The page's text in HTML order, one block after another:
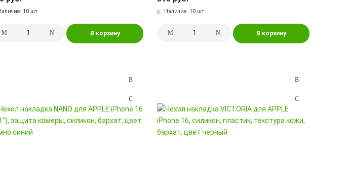
10 шт.
В корзину
Наличие: 10 шт.
В корзину